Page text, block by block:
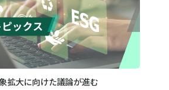
拡大に向けた議論が進む